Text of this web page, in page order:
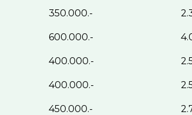
350.000.-
600.000.-
400.000.-
400.000.-
450.000.-